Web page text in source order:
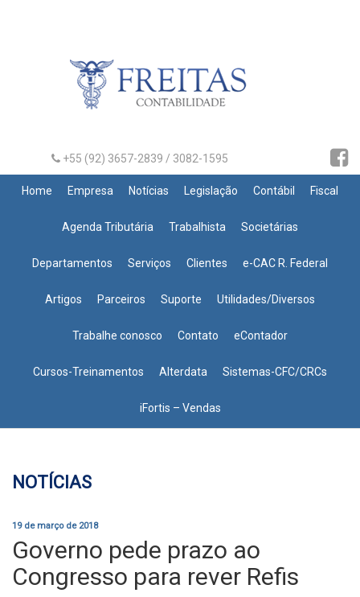
+55 (92) 3657-2839 / 3082-1595
Home Empresa Notícias Legislação Contábil Fiscal
Agenda Tributária Trabalhista Societárias
Departamentos Serviços Clientes e-CAC R. Federal
Artigos Parceiros Suporte Utilidades/Diversos
Trabalhe conosco Contato eContador
Cursos-Treinamentos Alterdata Sistemas-CFC/CRCs
iFortis – Vendas
NOTÍCIAS
19 de março de 2018
Governo pede prazo ao
Congresso para rever Refis